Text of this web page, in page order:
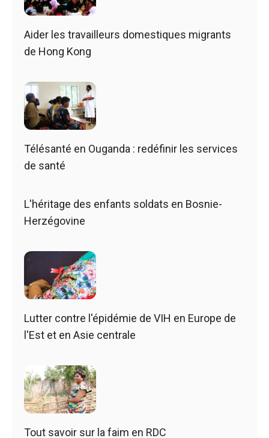
Aider les travailleurs domestiques migrants
de Hong Kong
Télésanté en Ouganda : redéfinir les services
de santé
L'héritage des enfants soldats en Bosnie-
Herzégovine
Lutter contre l'épidémie de VIH en Europe de
l'Est et en Asie centrale
Tout savoir sur la faim en RDC